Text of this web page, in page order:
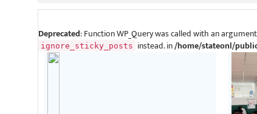
Deprecated: Function WP_Query was called with an
ignore_sticky_posts instead. in/home/stateonl/